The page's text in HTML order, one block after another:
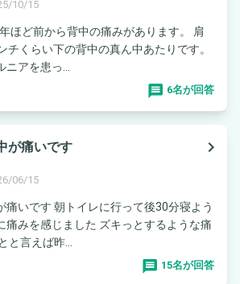
10/15
ほど前から背中の痛みがあります。 肩
チくらい下の背中の真ん中あたりです。
アを患っ...
6名が回答
が痛いです
navigate_next
06/15
痛いです 朝トイレに行って後30分寝よう
痛みを感じました ズキっとするような痛
と言えば昨...
15名が回答